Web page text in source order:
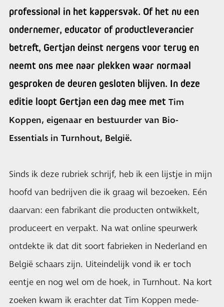
professional in het kappersvak. Of het nu een
ondernemer, educator of productleverancier
betreft, Gertjan deinst nergens voor terug en
neemt ons mee naar plekken waar normaal
gesproken de deuren gesloten blijven. In deze
editie loopt Gertjan een dag mee met Tim
Koppen, eigenaar en bestuurder van Bio-
Essentials in Turnhout, België.
Sinds ik deze rubriek schrijf, heb ik een lijstje in mijn
hoofd van bedrijven die ik graag wil bezoeken. Eén
daarvan: een fabrikant die producten ontwikkelt,
produceert en verpakt. Na wat online speurwerk
ontdekte ik dat dit soort fabrieken in Nederland en
België schaars zijn. Uiteindelijk vond ik er toch
eentje en nog wel om de hoek, in Turnhout. Na kort
zoeken kwam ik erachter dat Tim Koppen mede-